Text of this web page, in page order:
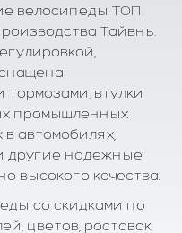
велосипеды ТОП
Тайвнь.
втулки
промышленных
автомобилях,
другие надёжные
высокого качества.
со скидками по
цветов, ростовок